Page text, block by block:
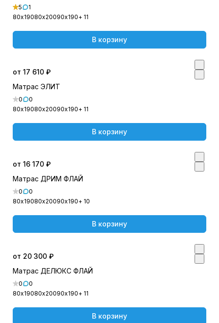
5
1
80х19080х20090х190+ 11
В корзину
от 17 610 ₽
Матрас ЭЛИТ
0
0
80х19080х20090х190+ 11
В корзину
от 16 170 ₽
Матрас ДРИМ ФЛАЙ
0
0
80х19080х20090х190+ 10
В корзину
от 20 300 ₽
Матрас ДЕЛЮКС ФЛАЙ
0
0
80х19080х20090х190+ 11
В корзину